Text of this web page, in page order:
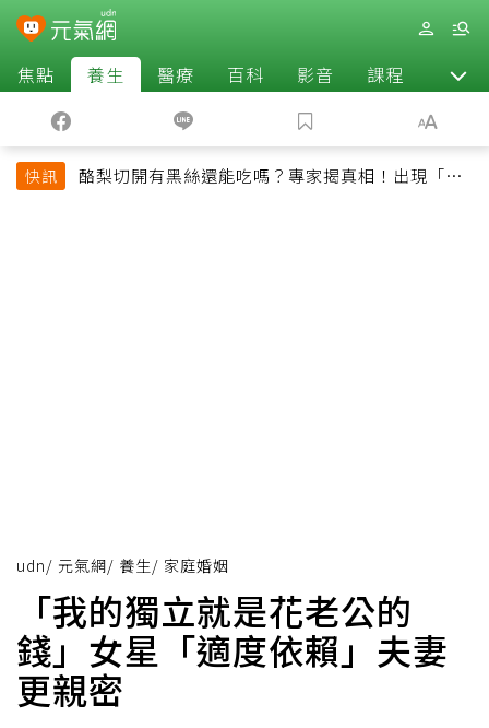
焦點 養生 醫療 百科 影音 課程 退休
快訊
酪梨切開有黑絲還能吃嗎？專家揭真相！出現「3情
udn/ 元氣網/ 養生/ 家庭婚姻
「我的獨立就是花老公的
錢」女星「適度依賴」夫妻
更親密